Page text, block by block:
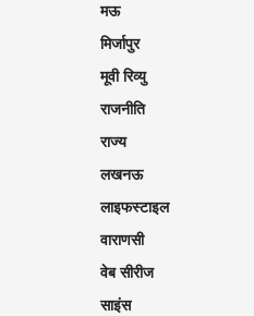
मऊ
मिर्जापुर
मूवी रिव्यु
राजनीति
राज्य
लखनऊ
लाइफस्टाइल
वाराणसी
वेब सीरीज
साइंस